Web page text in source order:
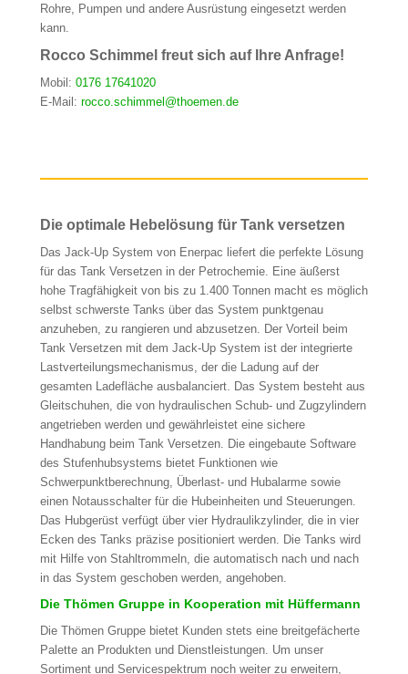
Rohre, Pumpen und andere Ausrüstung eingesetzt werden
kann.
Rocco Schimmel freut sich auf Ihre Anfrage!
Mobil: 0176 17641020
E-Mail: rocco.schimmel@thoemen.de
Die optimale Hebelösung für Tank versetzen
Das Jack-Up System von Enerpac liefert die perfekte Lösung
für das Tank Versetzen in der Petrochemie. Eine äußerst
hohe Tragfähigkeit von bis zu 1.400 Tonnen macht es möglich
selbst schwerste Tanks über das System punktgenau
anzuheben, zu rangieren und abzusetzen. Der Vorteil beim
Tank Versetzen mit dem Jack-Up System ist der integrierte
Lastverteilungsmechanismus, der die Ladung auf der
gesamten Ladefläche ausbalanciert. Das System besteht aus
Gleitschuhen, die von hydraulischen Schub- und Zugzylindern
angetrieben werden und gewährleistet eine sichere
Handhabung beim Tank Versetzen. Die eingebaute Software
des Stufenhubsystems bietet Funktionen wie
Schwerpunktberechnung, Überlast- und Hubalarme sowie
einen Notausschalter für die Hubeinheiten und Steuerungen.
Das Hubgerüst verfügt über vier Hydraulikzylinder, die in vier
Ecken des Tanks präzise positioniert werden. Die Tanks wird
mit Hilfe von Stahltrommeln, die automatisch nach und nach
in das System geschoben werden, angehoben.
Die Thömen Gruppe in Kooperation mit Hüffermann
Die Thömen Gruppe bietet Kunden stets eine breitgefächerte
Palette an Produkten und Dienstleistungen. Um unser
Sortiment und Servicespektrum noch weiter zu erweitern,